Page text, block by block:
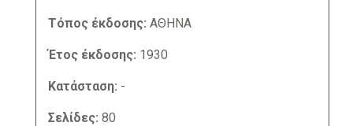
Τόπος έκδοσης: ΑΘΗΝΑ
Έτος έκδοσης: 1930
Κατάσταση: -
Σελίδες: 80